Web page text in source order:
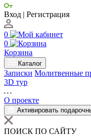
Вход | Регистрация
0
0
Корзина
Каталог
Записки Молитвенные
3D тур
О проекте
Активировать
ПОИСК ПО САЙТУ